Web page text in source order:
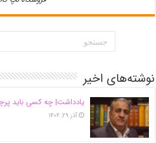
نوشته‌های اخیر
یادداشت| ‌چه کسی باید
آذر ۲۹, ۱۴۰۴